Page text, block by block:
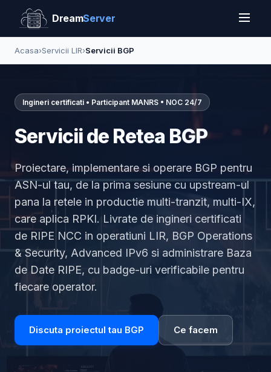
DreamServer
Acasa›Servicii LIR›Servicii BGP
Ingineri certificati • Participant MANRS • NOC 24/7
Servicii de Retea BGP
Proiectare, implementare si operare BGP pentru
ASN-ul tau, de la prima sesiune cu upstream-ul
pana la retele in productie multi-tranzit, multi-IX,
care aplica RPKI. Livrate de ingineri certificati
de RIPE NCC in operatiuni LIR, BGP Operations
& Security, Advanced IPv6 si administrare Baza
de Date RIPE, cu badge-uri verificabile pentru
fiecare operator.
Discuta proiectul tau BGP Ce facem